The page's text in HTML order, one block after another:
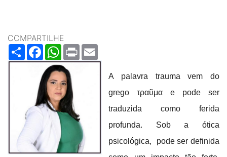
COMPARTILHE
ShareFacebookWhatsApp
Print
A palavra trauma vem do
grego τραῦμα e pode ser
traduzida como ferida
profunda. Sob a ótica
psicológica, pode ser definida